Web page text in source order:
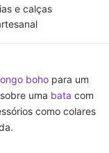
e calças
boho para um
uma bata com
como colares